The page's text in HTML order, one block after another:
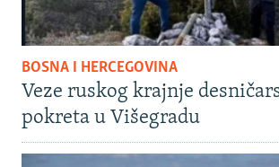
BOSNA I HERCEGOVINA
Veze ruskog krajnje
pokreta u Višegradu